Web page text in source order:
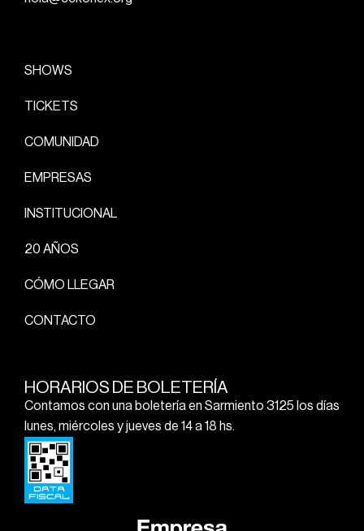
SHOWS
TICKETS
COMUNIDAD
EMPRESAS
INSTITUCIONAL
20 AÑOS
CÓMO LLEGAR
CONTACTO
HORARIOS DE BOLETERÍA
Contamos con una boletería en Sarmiento 3125 los días
lunes, miércoles y jueves de 14 a 18 hs.